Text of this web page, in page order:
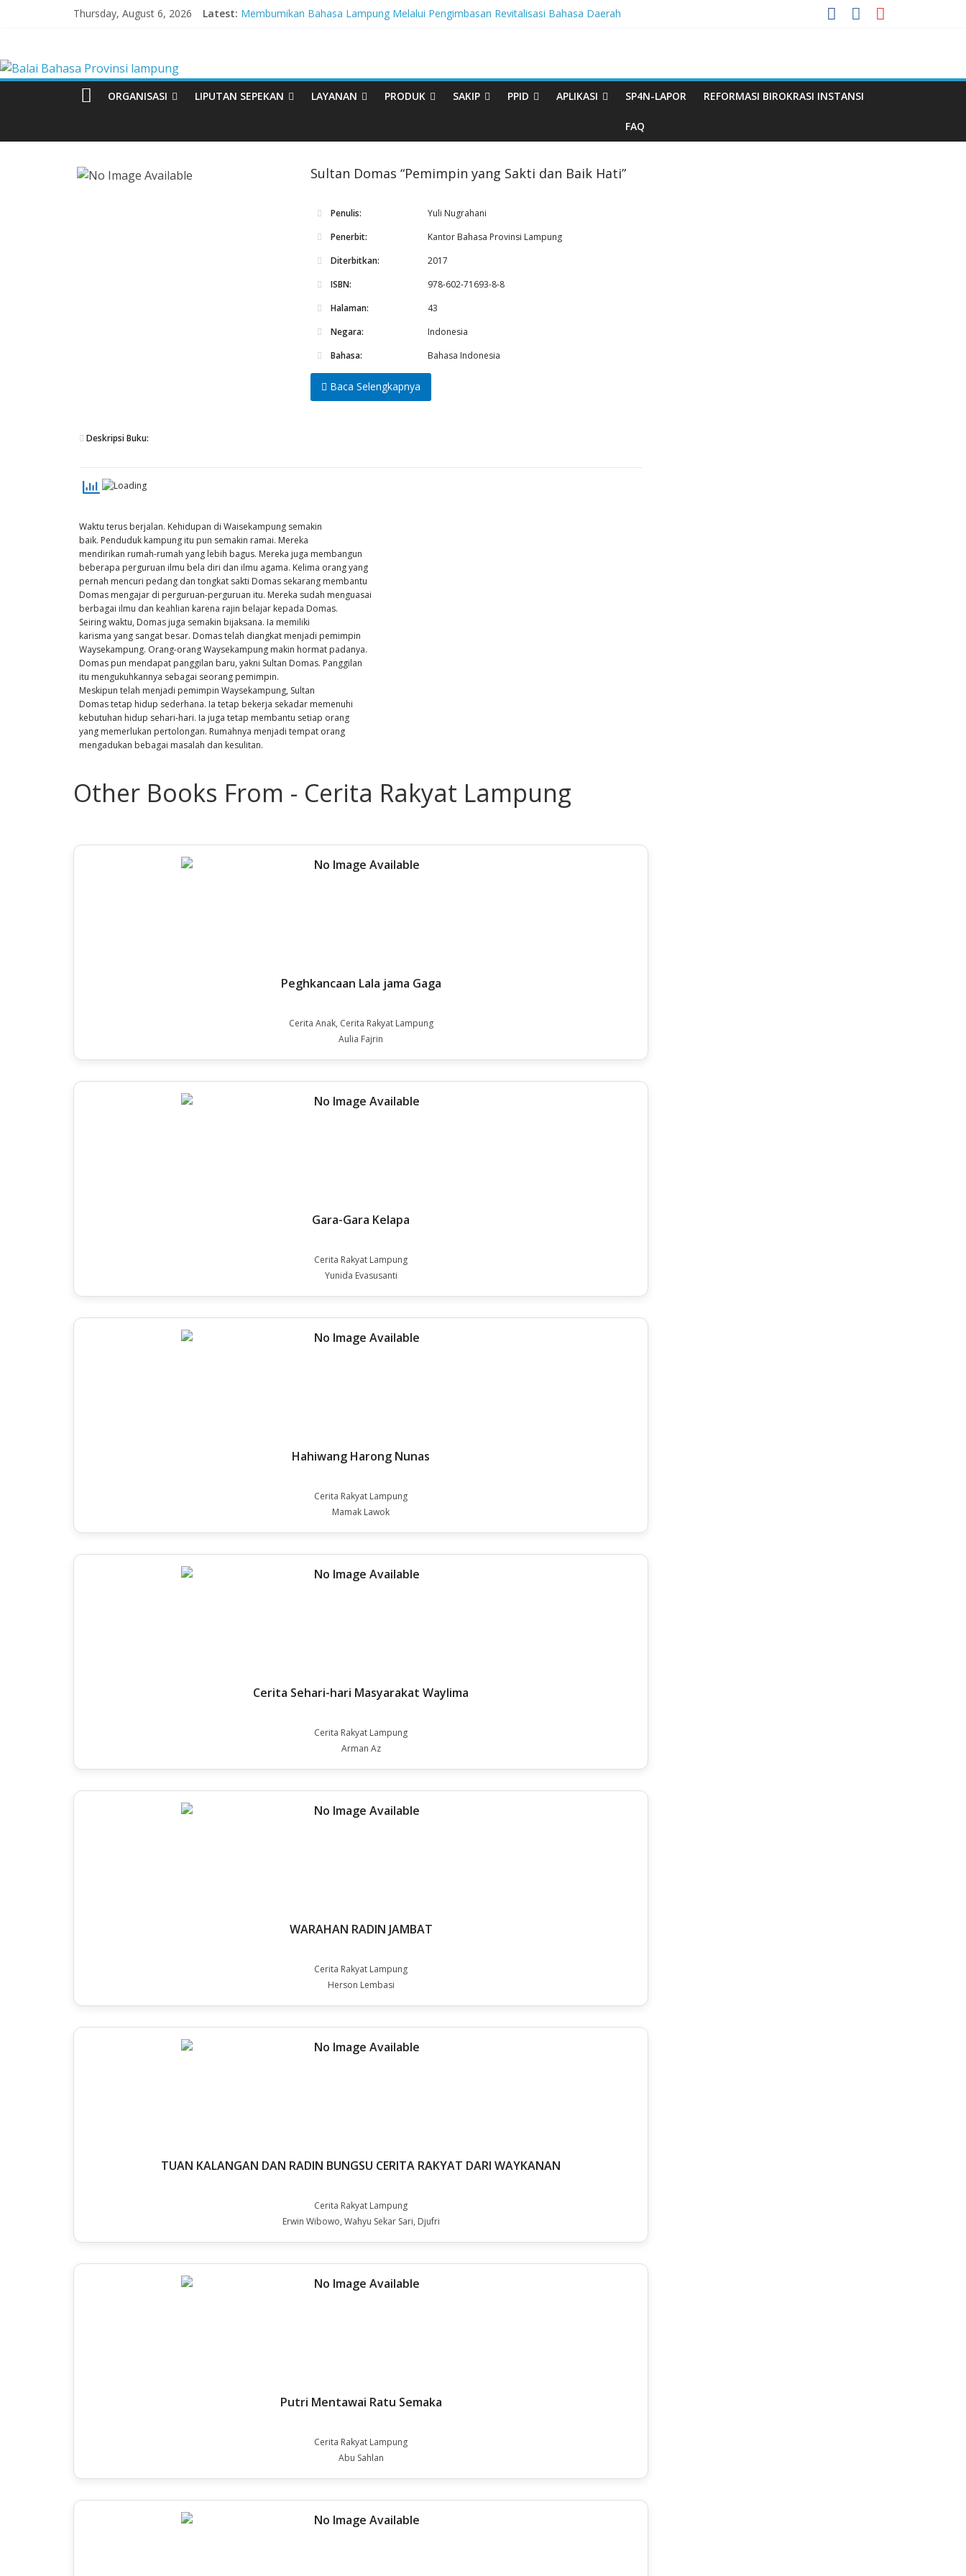
Thursday, August 6, 2026 Latest: Membumikan Bahasa Lampung Melalui Pengimbasan Revitalisasi Bahasa Daerah
Babak Final Festival Musikalisasi Puisi Kembali Digelar
Balai
Bahasa
Provinsi
lampung
ORGANISASI LIPUTAN SEPEKAN LAYANAN PRODUK SAKIP PPID APLIKASI SP4N-LAPOR REFORMASI BIROKRASI INSTANSI
FAQ
Sultan Domas “Pemimpin yang Sakti dan Baik Hati”
Penulis:
Yuli Nugrahani
Penerbit:
Kantor Bahasa Provinsi Lampung
Diterbitkan:
2017
ISBN:
978-602-71693-8-8
Halaman:
43
Negara:
Indonesia
Bahasa:
Bahasa Indonesia
Baca Selengkapnya
Deskripsi Buku:
Waktu terus berjalan. Kehidupan di Waisekampung semakin
baik. Penduduk kampung itu pun semakin ramai. Mereka
mendirikan rumah-rumah yang lebih bagus. Mereka juga membangun
beberapa perguruan ilmu bela diri dan ilmu agama. Kelima orang yang
pernah mencuri pedang dan tongkat sakti Domas sekarang membantu
Domas mengajar di perguruan-perguruan itu. Mereka sudah menguasai
berbagai ilmu dan keahlian karena rajin belajar kepada Domas.
Seiring waktu, Domas juga semakin bijaksana. Ia memiliki
karisma yang sangat besar. Domas telah diangkat menjadi pemimpin
Waysekampung. Orang-orang Waysekampung makin hormat padanya.
Domas pun mendapat panggilan baru, yakni Sultan Domas. Panggilan
itu mengukuhkannya sebagai seorang pemimpin.
Meskipun telah menjadi pemimpin Waysekampung, Sultan
Domas tetap hidup sederhana. Ia tetap bekerja sekadar memenuhi
kebutuhan hidup sehari-hari. Ia juga tetap membantu setiap orang
yang memerlukan pertolongan. Rumahnya menjadi tempat orang
mengadukan bebagai masalah dan kesulitan.
Other Books From - Cerita Rakyat Lampung
Peghkancaan Lala jama Gaga
Cerita Anak, Cerita Rakyat Lampung
Aulia Fajrin
Gara-Gara Kelapa
Cerita Rakyat Lampung
Yunida Evasusanti
Hahiwang Harong Nunas
Cerita Rakyat Lampung
Mamak Lawok
Cerita Sehari-hari Masyarakat Waylima
Cerita Rakyat Lampung
Arman Az
WARAHAN RADIN JAMBAT
Cerita Rakyat Lampung
Herson Lembasi
TUAN KALANGAN DAN RADIN BUNGSU CERITA RAKYAT DARI WAYKANAN
Cerita Rakyat Lampung
Erwin Wibowo, Wahyu Sekar Sari, Djufri
Putri Mentawai Ratu Semaka
Cerita Rakyat Lampung
Abu Sahlan